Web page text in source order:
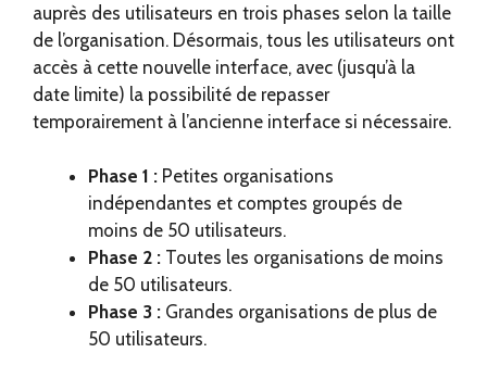
auprès des utilisateurs en trois phases selon la taille
de l’organisation. Désormais, tous les utilisateurs ont
accès à cette nouvelle interface, avec (jusqu’à la
date limite) la possibilité de repasser
temporairement à l’ancienne interface si nécessaire.
Phase 1 : Petites organisations
indépendantes et comptes groupés de
moins de 50 utilisateurs.
Phase 2 : Toutes les organisations de moins
de 50 utilisateurs.
Phase 3 : Grandes organisations de plus de
50 utilisateurs.